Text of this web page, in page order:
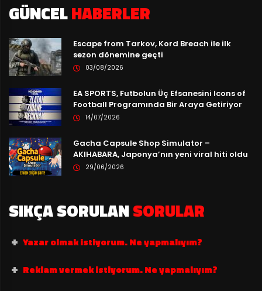
GÜNCELHABERLER
Escape from Tarkov, Kord Breach ile ilk
sezon dönemine geçti
03/08/2026
EA SPORTS, Futbolun Üç Efsanesini Icons of
Football Programında Bir Araya Getiriyor
14/07/2026
Gacha Capsule Shop Simulator –
AKIHABARA, Japonya’nın yeni viral hiti oldu
29/06/2026
SIKÇA SORULANSORULAR
Yazar olmak istiyorum. Ne yapmalıyım?
Reklam vermek istiyorum. Ne yapmalıyım?